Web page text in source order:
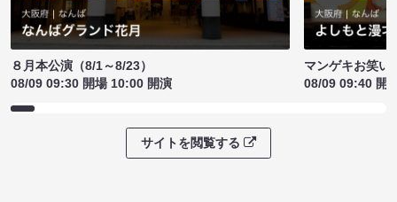
８月本公演（8/1～8/23）
08/09 09:30 開場 10:00 開演
マンゲキお笑い
08/09 09:40 開
サイトを閲覧する